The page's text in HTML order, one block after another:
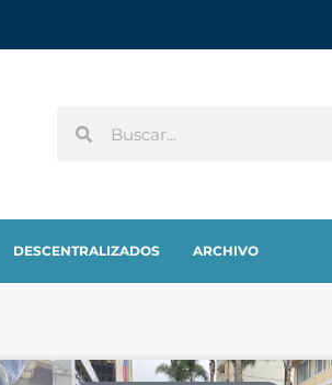
DESCENTRALIZADOS ARCHIVO